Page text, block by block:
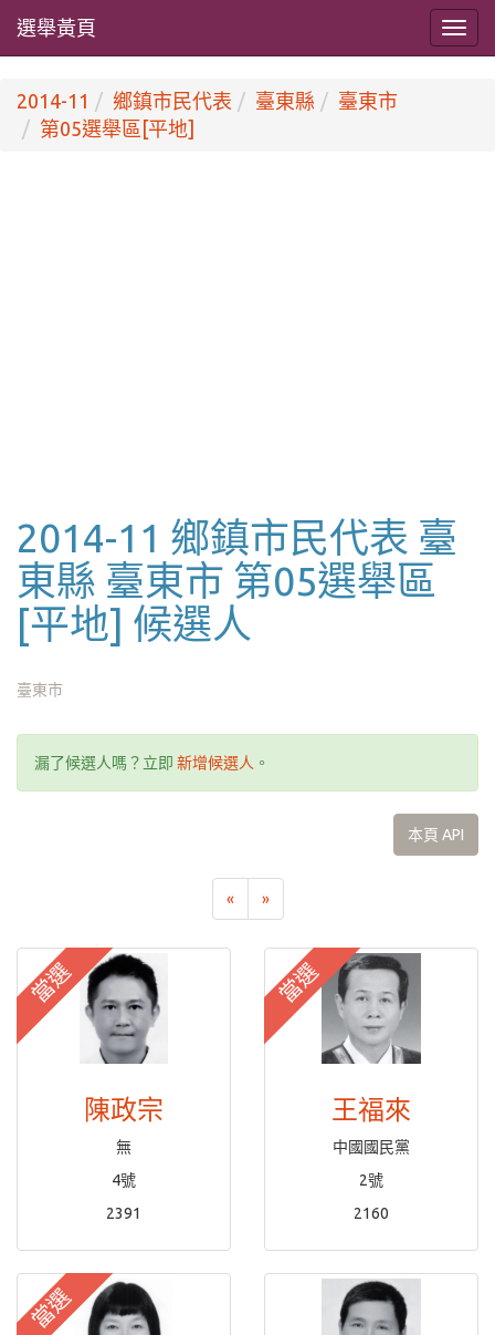
選舉黃頁
2014-11 鄉鎮市民代表 臺東縣
臺東市
第05選舉區[平地]
2014-11 鄉鎮市民代表 臺
東縣 臺東市 第05選舉區
[平地] 候選人
臺東市
漏了候選人嗎？立即 新增候選人 。
本頁 API
« »
當選
陳政宗
無
4號
2391
當選
王福來
中國國民黨
2號
2160
當選